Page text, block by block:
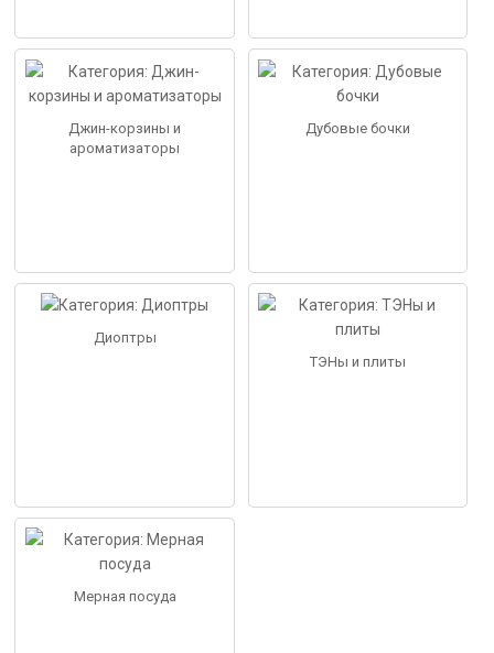
Джин-корзины и
ароматизаторы
Дубовые бочки
Диоптры
ТЭНы и плиты
Мерная посуда